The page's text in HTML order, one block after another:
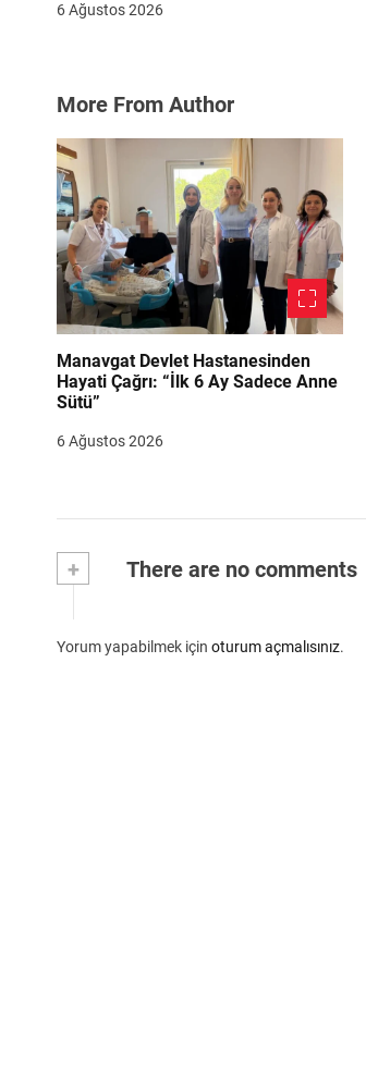
6 Ağustos 2026
More From Author
Manavgat Devlet Hastanesinden
Hayati Çağrı: “İlk 6 Ay Sadece Anne
Sütü”
6 Ağustos 2026
+ There are no comments
Yorum yapabilmek için oturum açmalısınız.